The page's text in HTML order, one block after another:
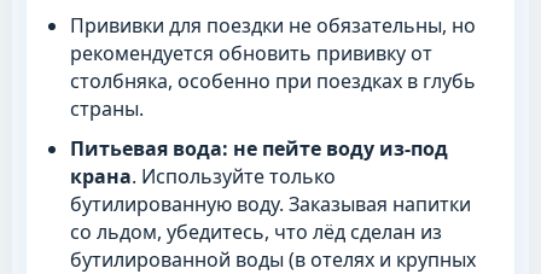
Прививки для поездки не обязательны, но
рекомендуется обновить прививку от
столбняка, особенно при поездках в глубь
страны.
Питьевая вода: не пейте воду из-под
крана. Используйте только
бутилированную воду. Заказывая напитки
со льдом, убедитесь, что лёд сделан из
бутилированной воды (в отелях и крупных